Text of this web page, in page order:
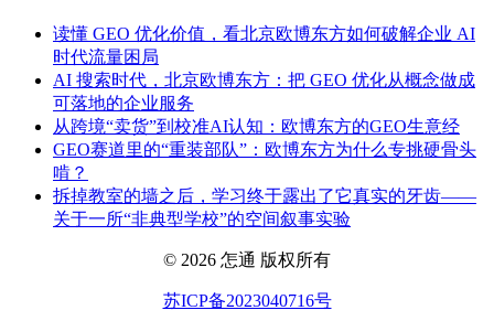
读懂 GEO 优化价值，看北京欧博东方如何破解企业 AI
时代流量困局
AI 搜索时代，北京欧博东方：把 GEO 优化从概念做成
可落地的企业服务
从跨境“卖货”到校准AI认知：欧博东方的GEO生意经
GEO赛道里的“重装部队”：欧博东方为什么专挑硬骨头
啃？
拆掉教室的墙之后，学习终于露出了它真实的牙齿——
关于一所“非典型学校”的空间叙事实验
© 2026 怎通 版权所有
苏ICP备2023040716号